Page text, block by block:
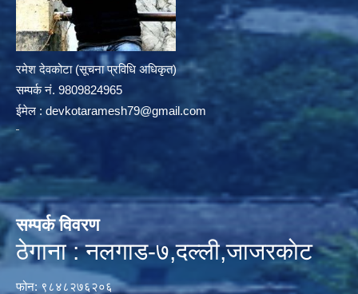
रमेश देवकोटा (सूचना प्रविधि अधिकृत)
सम्पर्क न‌ं. 9809824965
ईमेल : devkotaramesh79@gmail.com
सम्पर्क विवरण
ठेगाना : नलगाड-७,दल्ली,जाजरकाेट
फोन: ९८४८२७६२०६